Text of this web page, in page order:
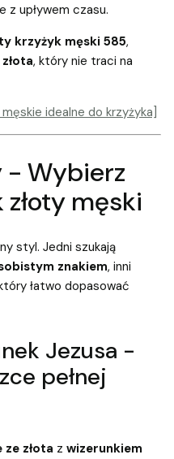
z upływem czasu.
krzyżyk męski 585,
złota, który nie traci na
idealne do krzyżyka]
- Wybierz
męski
styl. Jedni szukają
znakiem, inni
łatwo dopasować
Jezusa -
pełnej
złota z wizerunkiem